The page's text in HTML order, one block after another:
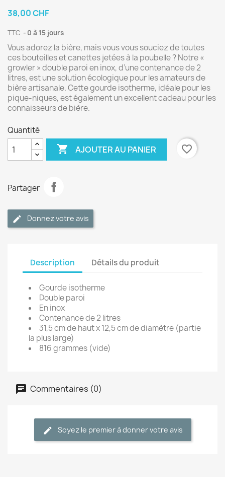
38,00 CHF
TTC 0 à 15 jours
Vous adorez la bière, mais vous vous souciez de toutes
ces bouteilles et canettes jetées à la poubelle ? Notre «
growler » double paroi en inox, d’une contenance de 2
litres, est une solution écologique pour les amateurs de
bière artisanale. Cette gourde isotherme, idéale pour les
pique-niques, est également un excellent cadeau pour les
connaisseurs de bière.
Quantité
 AJOUTER AU PANIER favorite_border
Partager
Donnez votre avis
Description Détails du produit
Gourde isotherme
Double paroi
En inox
Contenance de 2 litres
31,5 cm de haut x 12,5 cm de diamètre (partie
la plus large)
816 grammes (vide)
Commentaires (0)
Soyez le premier à donner votre avis